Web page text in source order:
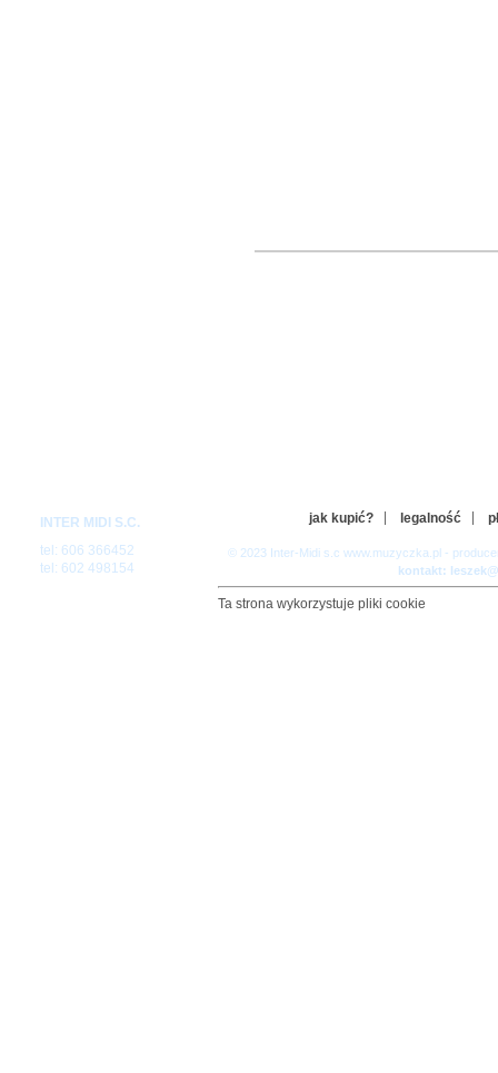
INTER MIDI S.C.
tel: 606 366452
tel: 602 498154
jak kupić? legalność
© 2023 Inter-Midi s.c www.muzyczka.pl -
kontakt:
Ta strona wykorzystuje pliki cookie